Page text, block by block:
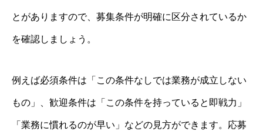
とがありますので、募集条件が明確に区分されているか
を確認しましょう。
例えば必須条件は「この条件なしでは業務が成立しない
もの」、歓迎条件は「この条件を持っていると即戦力」
「業務に慣れるのが早い」などの見方ができます。応募